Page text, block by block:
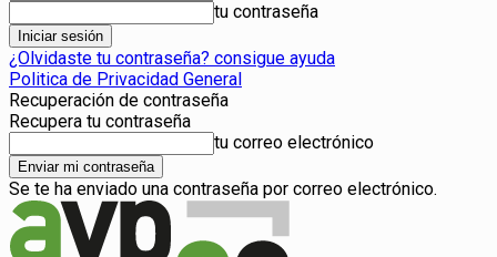
tu contraseña
¿Olvidaste tu contraseña? consigue ayuda
Politica de Privacidad General
Recuperación de contraseña
Recupera tu contraseña
tu correo electrónico
Se te ha enviado una contraseña por correo electrónico.